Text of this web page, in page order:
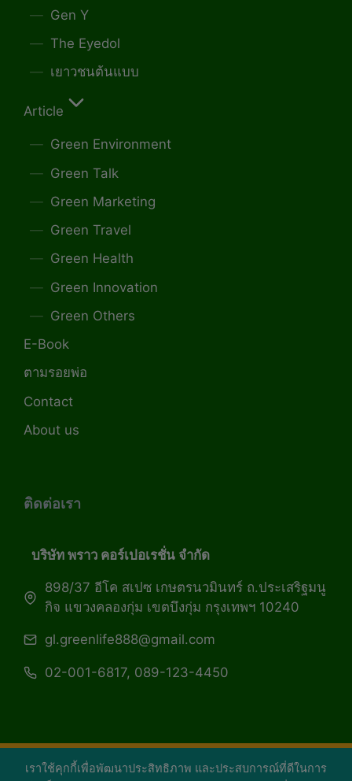
เราใช้คุกกี้เพื่อพัฒนาประสิทธิภาพ และประสบการณ์ที่ดีในการ
Gen Y
The Eyedol
เยาวชนต้นแบบ
Article
Green Environment
Green Talk
Green Marketing
Green Travel
Green Health
Green Innovation
Green Others
E-Book
ตามรอยพ่อ
Contact
About us
ติดต่อเรา
บริษัท พราว คอร์เปอเรชั่น จำกัด
898/37 อีโค สเปซ เกษตรนวมินทร์ ถ.ประเสริฐมนู
กิจ แขวงคลองกุ่ม เขตบึงกุ่ม กรุงเทพฯ 10240
gl.greenlife888@gmail.com
02-001-6817, 089-123-4450
Copyright 2026 — Green Life Plus mag | กรีน